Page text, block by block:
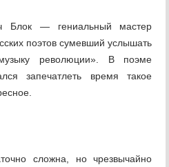
Блок — гениальный мастер
поэтов сумевший услышать
революции». В поэме
запечатлеть время такое
сложна, но чрезвычайно